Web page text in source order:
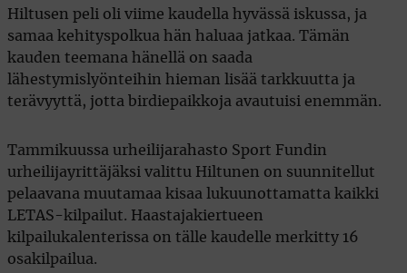
Hiltusen peli oli viime kaudella hyvässä iskussa, ja
samaa kehityspolkua hän haluaa jatkaa. Tämän
kauden teemana hänellä on saada
lähestymislyönteihin hieman lisää tarkkuutta ja
terävyyttä, jotta birdiepaikkoja avautuisi enemmän.
Tammikuussa urheilijarahasto Sport Fundin
urheilijayrittäjäksi valittu Hiltunen on suunnitellut
pelaavana muutamaa kisaa lukuunottamatta kaikki
LETAS-kilpailut. Haastajakiertueen
kilpailukalenterissa on tälle kaudelle merkitty 16
osakilpailua.